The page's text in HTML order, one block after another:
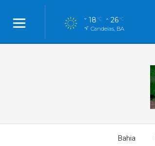
18°C 26°C
Candeias, BA
Bahia